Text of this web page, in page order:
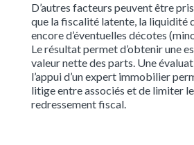
D’autres facteurs peuvent être
que la fiscalité latente, la liquidité
encore d’éventuelles décotes
Le résultat permet d’obtenir une
valeur nette des parts. Une
l’appui d’un expert immobilier
litige entre associés et de limiter
redressement fiscal.